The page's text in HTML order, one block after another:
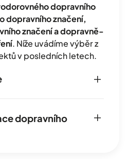
dopravního
dopravního značení,
značení a dopravně-
. Níže uvádíme výběr z
v posledních letech.
dopravního